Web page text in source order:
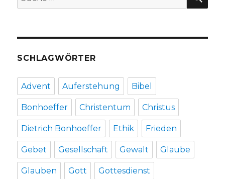
nach:
SCHLAGWÖRTER
Advent Auferstehung Bibel
Bonhoeffer Christentum Christus
Dietrich Bonhoeffer Ethik Frieden
Gebet Gesellschaft Gewalt Glaube
Glauben Gott Gottesdienst